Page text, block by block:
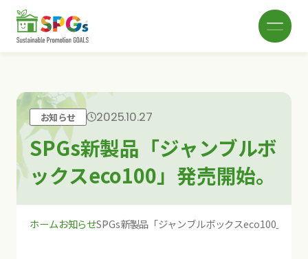
SPGsとは
SPGsブランド
SDGs関連製品
お知らせ 2025.10.27
SPGs新製品「ジャンブルボ
ックスeco100」発売開始。
ホームお知らせSPGs新製品「ジャンブルボックスeco100」発売